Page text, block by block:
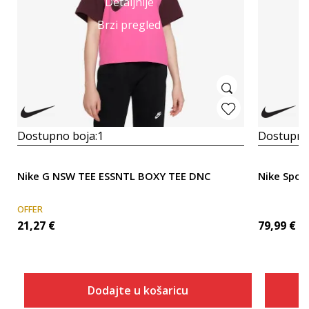
Brzi pregled
Dostupno boja:1
Nike G NSW TEE ESSNTL BOXY TEE DNC
OFFER
21,27 €
Dodajte u košaricu
Nike
79,99 €